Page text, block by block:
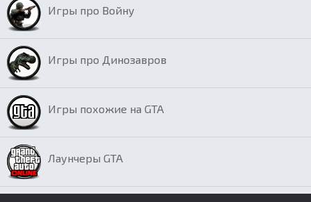
Игры про Войну
Игры про Динозавров
Игры похожие на GTA
Лаунчеры GTA